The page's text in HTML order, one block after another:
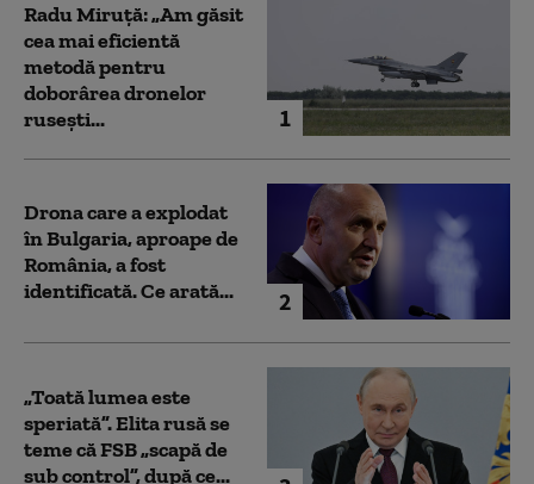
1
Radu Miruță: „Am găsit
cea mai eficientă
metodă pentru
doborârea dronelor
rusești...
2
Drona care a explodat
în Bulgaria, aproape de
România, a fost
identificată. Ce arată...
„Toată lumea este
speriată”. Elita rusă se
teme că FSB „scapă de
sub control”, după ce...